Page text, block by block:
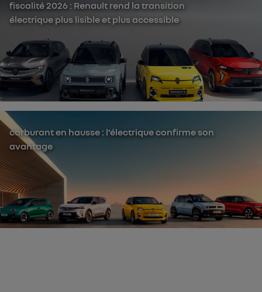
fiscalité 2026 : Renault rend la transition
électrique plus lisible et plus accessible
carburant en hausse : l’électrique confirme son
avantage